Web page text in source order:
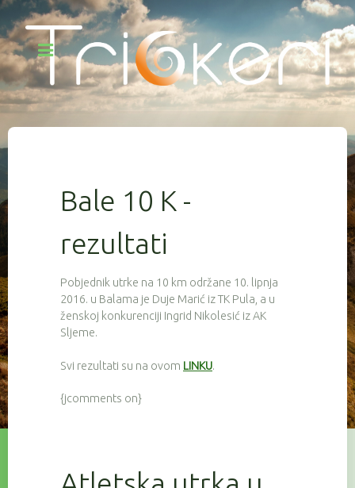
Bale 10 K -
rezultati
Pobjednik utrke na 10 km održane 10. lipnja
2016. u Balama je Duje Marić iz TK Pula, a u
ženskoj konkurenciji Ingrid Nikolesić iz AK
Sljeme.
Svi rezultati su na ovom LINKU.
{jcomments on}